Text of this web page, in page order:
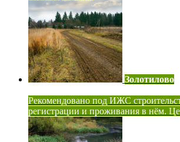
Золотилово
Рекомендовано под ИЖС
регистрации и проживания в нём.